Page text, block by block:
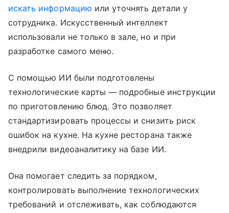
искать информацию или уточнять детали у
сотрудника. Искусственный интеллект
использовали не только в зале, но и при
разработке самого меню.
С помощью ИИ были подготовлены
технологические карты — подробные инструкции
по приготовлению блюд. Это позволяет
стандартизировать процессы и снизить риск
ошибок на кухне. На кухне ресторана также
внедрили видеоаналитику на базе ИИ.
Она помогает следить за порядком,
контролировать выполнение технологических
требований и отслеживать, как соблюдаются